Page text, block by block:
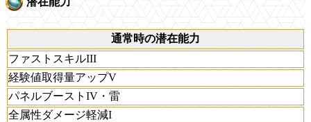
通常時の潜在能力
ファストスキルIII
経験値取得量アップV
パネルブーストIV・雷
全属性ダメージ軽減I